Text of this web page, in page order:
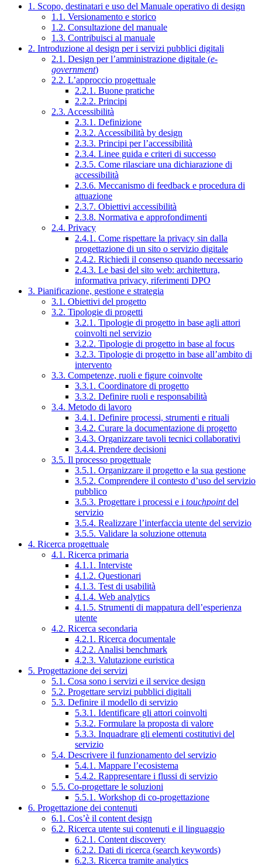
1. Scopo, destinatari e uso del Manuale operativo di design
1.1. Versionamento e storico
1.2. Consultazione del manuale
1.3. Contribuisci al manuale
2. Introduzione al design per i servizi pubblici digitali
2.1. Design per l’amministrazione digitale (e-
government)
2.2. L’approccio progettuale
2.2.1. Buone pratiche
2.2.2. Principi
2.3. Accessibilità
2.3.1. Definizione
2.3.2. Accessibilità by design
2.3.3. Principi per l’accessibilità
2.3.4. Linee guida e criteri di successo
2.3.5. Come rilasciare una dichiarazione di
accessibilità
2.3.6. Meccanismo di feedback e procedura di
attuazione
2.3.7. Obiettivi accessibilità
2.3.8. Normativa e approfondimenti
2.4. Privacy
2.4.1. Come rispettare la privacy sin dalla
progettazione di un sito o servizio digitale
2.4.2. Richiedi il consenso quando necessario
2.4.3. Le basi del sito web: architettura,
informativa privacy, riferimenti DPO
3. Pianificazione, gestione e strategia
3.1. Obiettivi del progetto
3.2. Tipologie di progetti
3.2.1. Tipologie di progetto in base agli attori
coinvolti nel servizio
3.2.2. Tipologie di progetto in base al focus
3.2.3. Tipologie di progetto in base all’ambito di
intervento
3.3. Competenze, ruoli e figure coinvolte
3.3.1. Coordinatore di progetto
3.3.2. Definire ruoli e responsabilità
3.4. Metodo di lavoro
3.4.1. Definire processi, strumenti e rituali
3.4.2. Curare la documentazione di progetto
3.4.3. Organizzare tavoli tecnici collaborativi
3.4.4. Prendere decisioni
3.5. Il processo progettuale
3.5.1. Organizzare il progetto e la sua gestione
3.5.2. Comprendere il contesto d’uso del servizio
pubblico
3.5.3. Progettare i processi e i touchpointdel
servizio
3.5.4. Realizzare l’interfaccia utente del servizio
3.5.5. Validare la soluzione ottenuta
4. Ricerca progettuale
4.1. Ricerca primaria
4.1.1. Interviste
4.1.2. Questionari
4.1.3. Test di usabilità
4.1.4. Web analytics
4.1.5. Strumenti di mappatura dell’esperienza
utente
4.2. Ricerca secondaria
4.2.1. Ricerca documentale
4.2.2. Analisi benchmark
4.2.3. Valutazione euristica
5. Progettazione dei servizi
5.1. Cosa sono i servizi e il service design
5.2. Progettare servizi pubblici digitali
5.3. Definire il modello di servizio
5.3.1. Identificare gli attori coinvolti
5.3.2. Formulare la proposta di valore
5.3.3. Inquadrare gli elementi costitutivi del
servizio
5.4. Descrivere il funzionamento del servizio
5.4.1. Mappare l’ecosistema
5.4.2. Rappresentare i flussi di servizio
5.5. Co-progettare le soluzioni
5.5.1. Workshop di co-progettazione
6. Progettazione dei contenuti
6.1. Cos’è il content design
6.2. Ricerca utente sui contenuti e il linguaggio
6.2.1. Content discovery
6.2.2. Dati di ricerca (search keywords)
6.2.3. Ricerca tramite analytics